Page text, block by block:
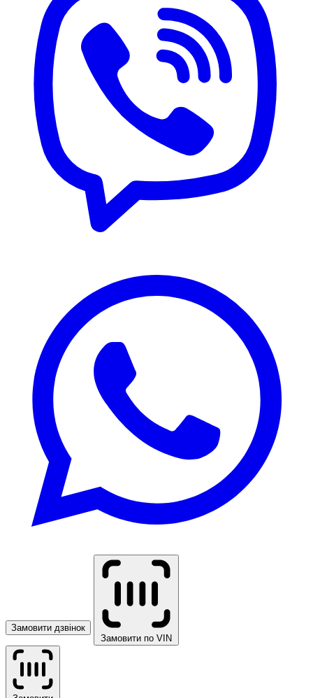
Замовити дзвінок
Замовити по VIN